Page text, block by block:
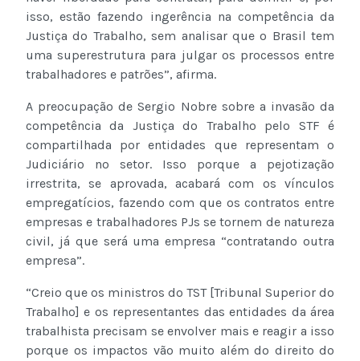
isso, estão fazendo ingerência na competência da
Justiça do Trabalho, sem analisar que o Brasil tem
uma superestrutura para julgar os processos entre
trabalhadores e patrões”, afirma.
A preocupação de Sergio Nobre sobre a invasão da
competência da Justiça do Trabalho pelo STF é
compartilhada por entidades que representam o
Judiciário no setor. Isso porque a pejotização
irrestrita, se aprovada, acabará com os vínculos
empregatícios, fazendo com que os contratos entre
empresas e trabalhadores PJs se tornem de natureza
civil, já que será uma empresa “contratando outra
empresa”.
“Creio que os ministros do TST [Tribunal Superior do
Trabalho] e os representantes das entidades da área
trabalhista precisam se envolver mais e reagir a isso
porque os impactos vão muito além do direito do